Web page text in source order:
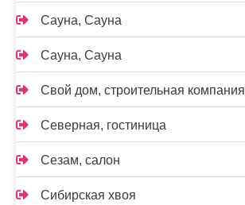
Сауна, Сауна
Сауна, Сауна
Свой дом, строительная компания
Северная, гостиница
Сезам, салон
Сибирская хвоя